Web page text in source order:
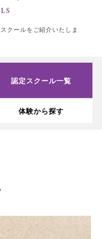
クールをご紹介いたしま
認定スクール一覧
体験から探す